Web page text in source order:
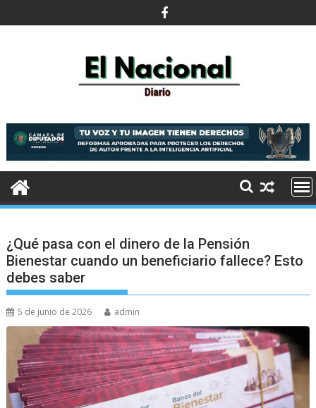
al
¿Qué pasa con el dinero de la Pensión
Bienestar cuando un beneficiario fallece? Esto
debes saber
5 de junio de 2026 admin